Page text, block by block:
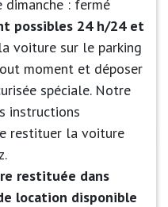
dimanche : fermé
possibles 24 h/24 et
voiture sur le parking
moment et déposer
spéciale. Notre
instructions
restituer la voiture
restituée dans
location disponible